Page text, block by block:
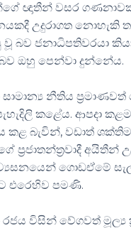
ඥාතීන් වසර ගණනාවක්
උදුරාගත නොහැකි
බව ජනාධිපතිවරයා
ඔහු පෙන්වා දුන්නේය.
සාමාන්‍ය නීතිය
කළේය.
බැවින්, වඩාත්
ප්‍රජාතන්ත්‍රවාදී
ගොඩඒමේ
එරෙහිව පමණි.
විසින් වේගවත් මූල්‍ය